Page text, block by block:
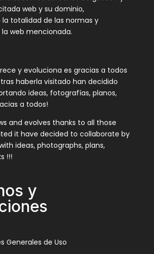
web y su dominio,
totalidad de las normas y
web mencionada.
y evoluciona es gracias a todos
haberla visitado han decidido
ideas, fotografías, planos,
a todos!
and evolves thanks to all those
it have decided to collaborate by
ideas, photographs, plans,
!!!
y
Generales de Uso